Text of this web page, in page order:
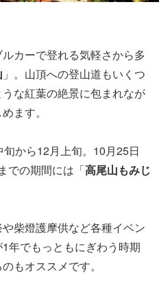
カーで登れる気軽さから多
」。 山頂への登山道もいくつ
な紅葉の絶景に包まれなが
ます。
から12月上旬。10月25日
での期間には「高尾山もみじ
柴燈護摩供など各種イベン
年でもっともにぎわう時期
もオススメです。